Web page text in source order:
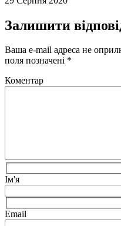
Залишити
Ваша e-mail адреса не
поля позначені *
Коментар
Ім'я
Email